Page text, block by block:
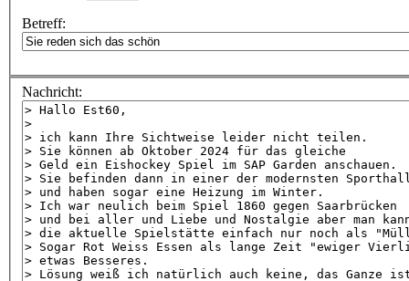
Betreff:
Nachricht: